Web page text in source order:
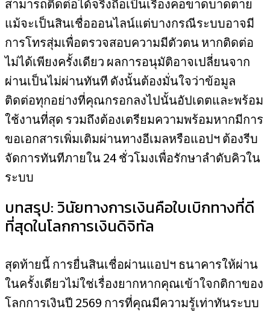
แม้จะเป็นสินเชื่อออนไลน์แต่บางกรณีระบบอาจมี
การโทรสุ่มเพื่อตรวจสอบความมีตัวตน หากติดต่อ
ไม่ได้เพียงครั้งเดียว ผลการอนุมัติอาจเปลี่ยนจาก
ผ่านเป็นไม่ผ่านทันที ดังนั้นต้องมั่นใจว่าข้อมูล
ติดต่อทุกอย่างที่คุณกรอกลงไปนั้นอัปเดตและพร้อม
ใช้งานที่สุด รวมถึงต้องเตรียมความพร้อมหากมีการ
ขอเอกสารเพิ่มเติมผ่านทางอีเมลหรือแอปฯ ต้องรีบ
จัดการทันทีภายใน 24 ชั่วโมงเพื่อรักษาลำดับคิวใน
ระบบ
บทสรุป: วินัยทางการเงินคือใบเบิกทางที่ดี
ที่สุดในโลกการเงินดิจิทัล
สุดท้ายนี้ การยื่นสินเชื่อผ่านแอปฯ ธนาคารให้ผ่าน
ในครั้งเดียวไม่ใช่เรื่องยากหากคุณเข้าใจกติกาของ
โลกการเงินปี 2569 การที่คุณมีความรู้เท่าทันระบบ